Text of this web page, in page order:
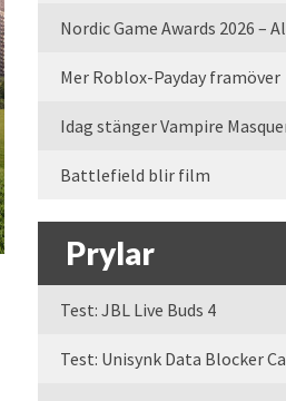
Mer Roblox-Payday framöver
Battlefield blir film
Prylar
Test: JBL Live Buds 4
Test: Unisynk Data Blocker